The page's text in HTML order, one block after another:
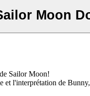
Moon
Sailor Moon!
et l'interprétation de